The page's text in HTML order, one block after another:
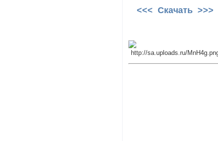
<<< Скачать >>>